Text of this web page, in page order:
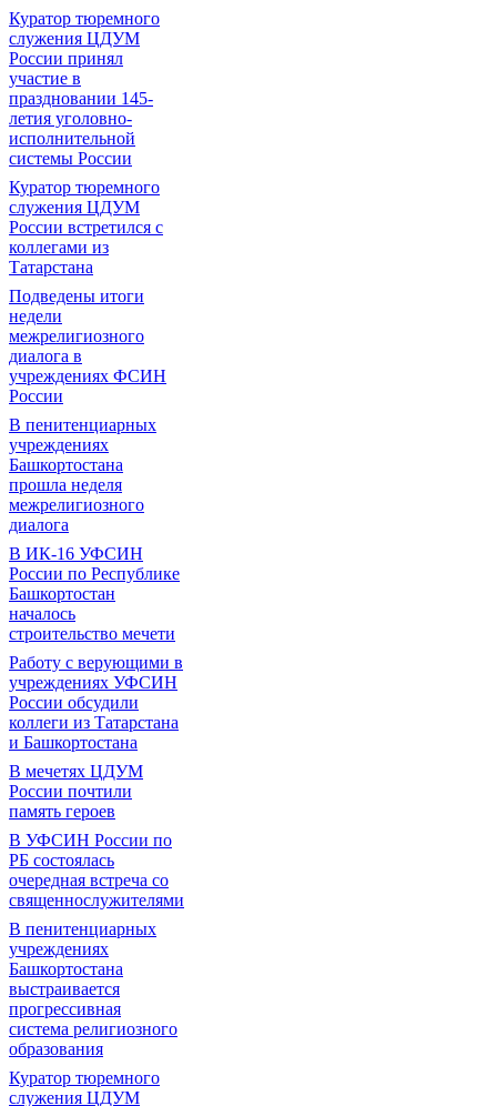
Куратор тюремного
служения ЦДУМ
России принял
участие в
праздновании 145-
летия уголовно-
исполнительной
системы России
Куратор тюремного
служения ЦДУМ
России встретился с
коллегами из
Татарстана
Подведены итоги
недели
межрелигиозного
диалога в
учреждениях ФСИН
России
В пенитенциарных
учреждениях
Башкортостана
прошла неделя
межрелигиозного
диалога
В ИК-16 УФСИН
России по Республике
Башкортостан
началось
строительство мечети
Работу с верующими в
учреждениях УФСИН
России обсудили
коллеги из Татарстана
и Башкортостана
В мечетях ЦДУМ
России почтили
память героев
В УФСИН России по
РБ состоялась
очередная встреча со
священнослужителями
В пенитенциарных
учреждениях
Башкортостана
выстраивается
прогрессивная
система религиозного
образования
Куратор тюремного
служения ЦДУМ